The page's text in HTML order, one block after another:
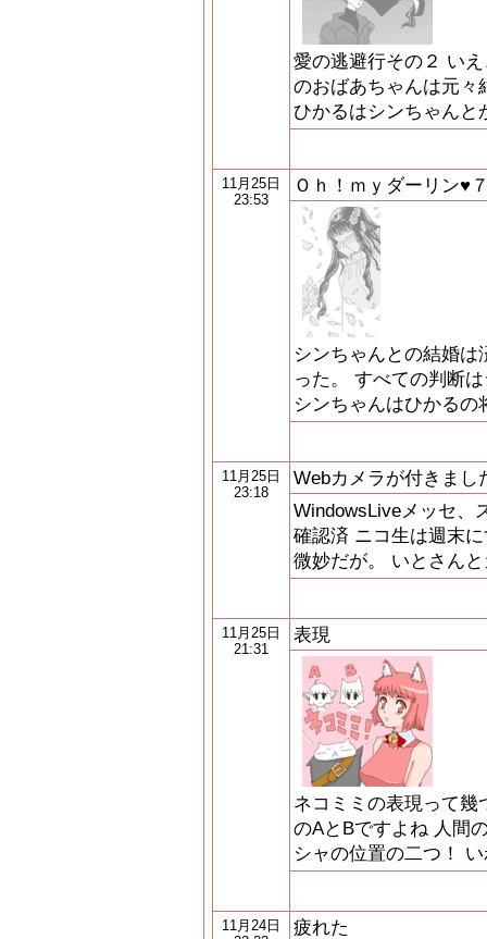
愛の逃避行その２ い
のおばあちゃんは元々
ひかるはシンちゃんと
11月25日
23:53
Ｏｈ！ｍｙダーリン♥
シンちゃんとの結婚
った。 すべての判断
シンちゃんはひかる
11月25日
23:18
Webカメラが付きまし
WindowsLiveメッセ、
確認済 ニコ生は週末
微妙だが。 いとさん
11月25日
21:31
表現
ネコミミの表現って幾
のAとBですよね 人間
シャの位置の二つ！
11月24日
疲れた